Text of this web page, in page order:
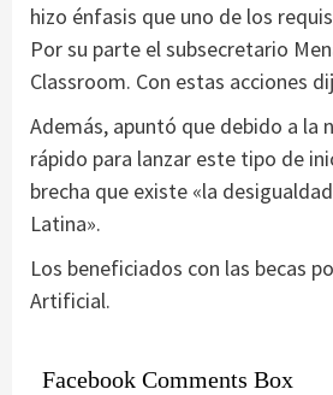
hizo énfasis que uno de los
Por su parte el subsecretario
Classroom. Con estas acciones
Además, apuntó que debido a la
rápido para lanzar este tipo de
brecha que existe «la
Latina».
Los beneficiados con las becas
Artificial.
Facebook Comments Box